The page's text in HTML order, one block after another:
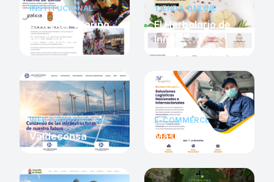
INSTITUCIONAL
Entroido Vilariño
de Conso
TIENDA ONLINE
El Herbolario de
Inma
WEB CORPORATIVA
Valdeconsa
E-COMMERCE
MasLogística